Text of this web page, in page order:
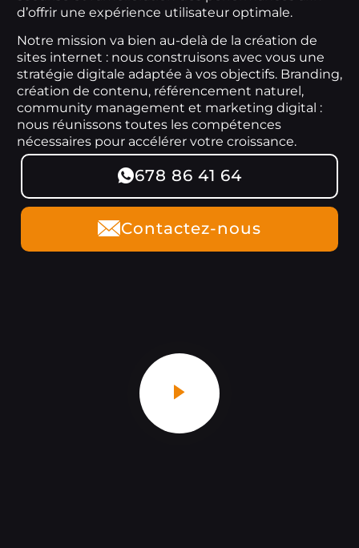
d’offrir une expérience utilisateur optimale.
Notre mission va bien au-delà de la création de
sites internet : nous construisons avec vous une
stratégie digitale adaptée à vos objectifs. Branding,
création de contenu, référencement naturel,
community management et marketing digital :
nous réunissons toutes les compétences
nécessaires pour accélérer votre croissance.
678 86 41 64
Contactez-nous